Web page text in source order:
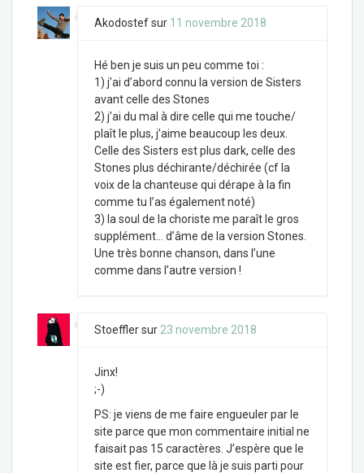
Akodostefsur 11 novembre 2018
Hé ben je suis un peu comme toi :
1) j’ai d’abord connu la version de Sisters
avant celle des Stones
2) j’ai du mal à dire celle qui me touche/
plaît le plus, j’aime beaucoup les deux.
Celle des Sisters est plus dark, celle des
Stones plus déchirante/déchirée (cf la
voix de la chanteuse qui dérape à la fin
comme tu l’as également noté)
3) la soul de la choriste me paraît le gros
supplément… d’âme de la version Stones.
Une très bonne chanson, dans l’une
comme dans l’autre version !
Stoefflersur 23 novembre 2018
Jinx!
;-)
PS: je viens de me faire engueuler par le
site parce que mon commentaire initial ne
faisait pas 15 caractères. J’espère que le
site est fier, parce que là je suis parti pour